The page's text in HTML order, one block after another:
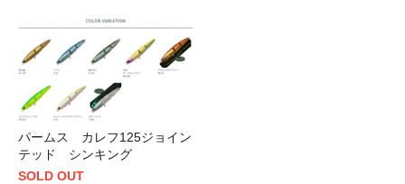
パームス カレフ125ジョイン
テッド シンキング
SOLD OUT